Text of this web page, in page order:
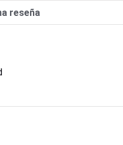
reseña